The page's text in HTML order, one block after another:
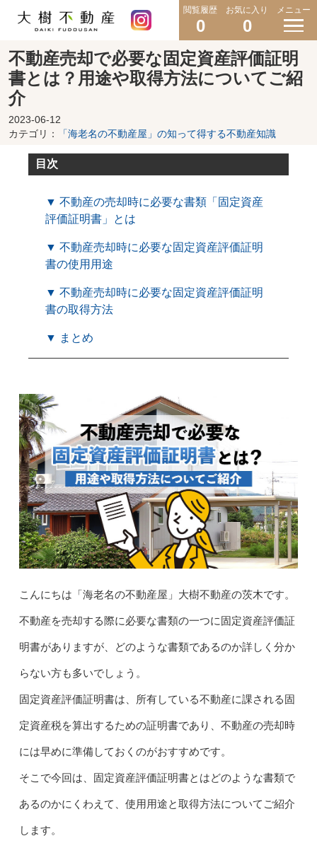
閲覧履歴
0
お気に入り
0
メニュー
不動産売却で必要な固定資産評価証明
書とは？用途や取得方法についてご紹
介
2023-06-12
カテゴリ：
「海老名の不動産屋」の知って得する不動産知識
目次
▼ 不動産の売却時に必要な書類「固定資産
評価証明書」とは
▼ 不動産売却時に必要な固定資産評価証明
書の使用用途
▼ 不動産売却時に必要な固定資産評価証明
書の取得方法
▼ まとめ
こんにちは「海老名の不動産屋」大樹不動産の茨木です。
不動産を売却する際に必要な書類の一つに固定資産評価証
明書がありますが、どのような書類であるのか詳しく分か
らない方も多いでしょう。
固定資産評価証明書は、所有している不動産に課される固
定資産税を算出するための証明書であり、不動産の売却時
には早めに準備しておくのがおすすめです。
そこで今回は、固定資産評価証明書とはどのような書類で
あるのかにくわえて、使用用途と取得方法についてご紹介
します。